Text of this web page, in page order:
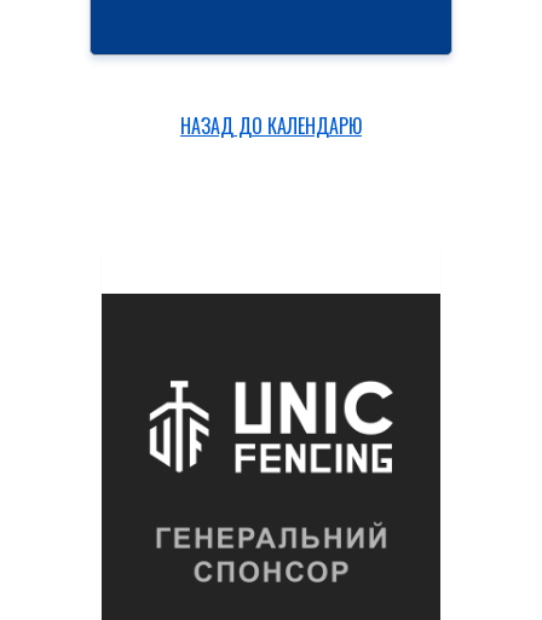
НАЗАД ДО КАЛЕНДАРЮ